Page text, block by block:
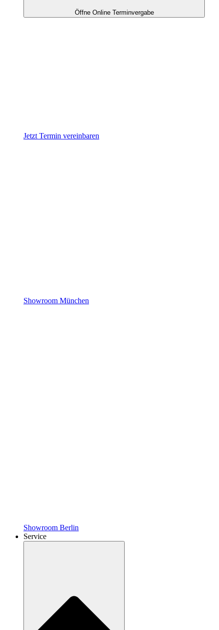
Öffne Online Terminvergabe
Jetzt Termin vereinbaren
Showroom München
Showroom Berlin
Service